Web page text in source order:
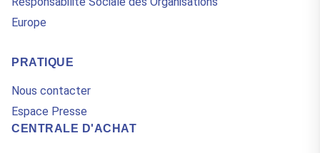
Europe
PRATIQUE
Nous contacter
Espace Presse
CENTRALE D'ACHAT